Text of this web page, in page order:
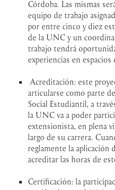
Córdoba. Las mismas
equipo de trabajo
por entre cinco y diez
de la UNC y un
trabajo tendrá
experiencias en
Acreditación: este
articularse como parte
Social Estudiantil, a
la UNC va a poder
extensionista, en plena
largo de su carrera.
reglamente la aplicación
acreditar las horas de
Certificación: la